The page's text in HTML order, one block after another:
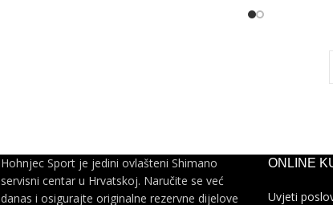
Hohnjec Sport je jedini ovlašteni Shimano
servisni centar u Hrvatskoj. Naručite se već
danas i osigurajte originalne rezervne dijelove
ONLINE
Uvjeti